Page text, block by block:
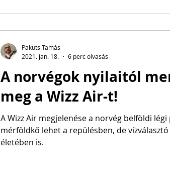
A norvégok nyilaitól
meg a Wizz Air-t!
A Wizz Air megjelenése a norvég belföldi légi
mérföldkő lehet a repülésben, de
életében is.
Pakuts Tamás
2021. jan. 18.
6 perc olvasás